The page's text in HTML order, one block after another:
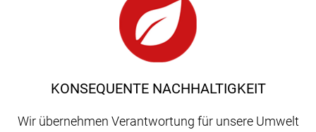
KONSEQUENTE NACHHALTIGKEIT
Wir übernehmen Verantwortung für unsere Umwelt